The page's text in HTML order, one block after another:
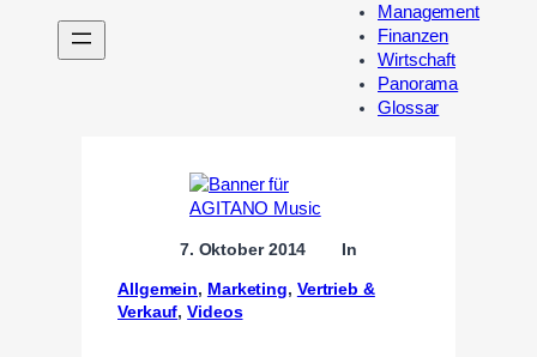
n
Management
Finanzen
Wirtschaft
Panorama
Glossar
7. Oktober 2014 In
Allgemein, Marketing, Vertrieb &
Verkauf, Videos